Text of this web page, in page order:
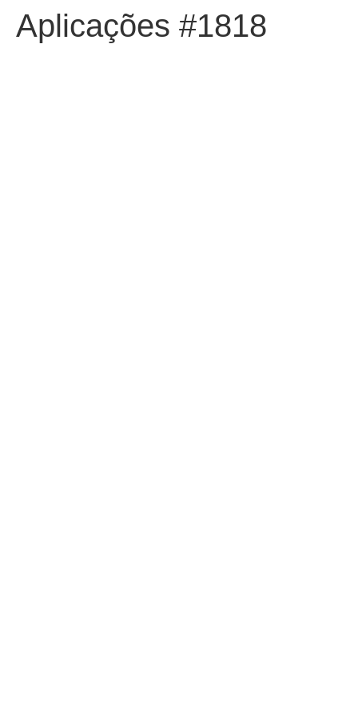
Aplicações #1818